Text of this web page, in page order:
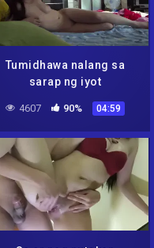
Tumidhawa nalang sa
sarap ng iyot
4607 90% 04:59